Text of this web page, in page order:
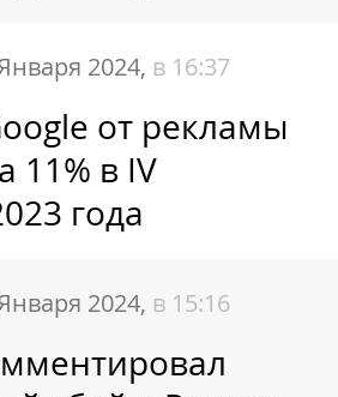
2024, в 16:37
от рекламы
11% в IV
года
2024, в 15:16